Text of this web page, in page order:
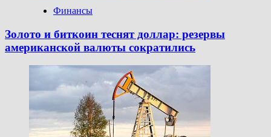
Финансы
Золото и биткоин теснят доллар: резервы
американской валюты сократились